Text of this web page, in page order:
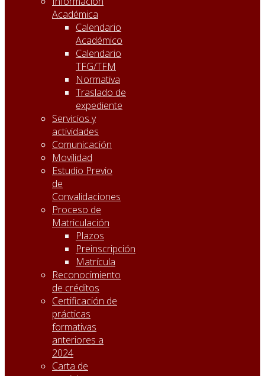
Académica
Calendario
Académico
Calendario
TFG/TFM
Normativa
Traslado de
expediente
Servicios y
actividades
Comunicación
Movilidad
Estudio Previo
de
Convalidaciones
Proceso de
Matriculación
Plazos
Preinscripción
Matrícula
Reconocimiento
de créditos
Certificación de
prácticas
formativas
anteriores a
2024
Carta de